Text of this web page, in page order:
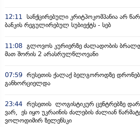
12:11
სანქცირებული კრიტპოკომპანია არ
ბანკის რეგულირებულ სუბიექტს - სებ
11:08 გლოვოს კურიერზე ძალადობის
მათ შორის 2 არასრულწლოვანი
07:59 რუსეთის ქალაქ ბელგოროდზე
განხორციელდა
23:44 რუსეთის ლოგისტიკურ ცენტრებზე
ვარ, ეს იყო უკრაინის ძალების ძალიან
ვოლოდიმირ ზელენსკი